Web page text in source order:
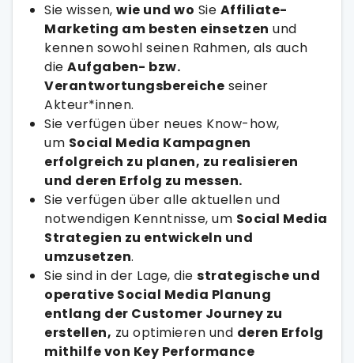
Sie wissen, wie und wo Sie Affiliate-
Marketing am besten einsetzen und
kennen sowohl seinen Rahmen, als auch
die Aufgaben- bzw.
Verantwortungsbereiche seiner
Akteur*innen.
Sie verfügen über neues Know-how,
um Social Media Kampagnen
erfolgreich zu planen, zu realisieren
und deren Erfolg zu messen.
Sie verfügen über alle aktuellen und
notwendigen Kenntnisse, um Social Media
Strategien zu entwickeln und
umzusetzen.
Sie sind in der Lage, die strategische und
operative Social Media Planung
entlang der Customer Journey zu
erstellen, zu optimieren und deren Erfolg
mithilfe von Key Performance